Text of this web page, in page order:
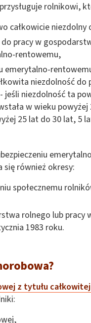
przysługuje rolnikowi,
całkowicie
pracy w
rentowemu,
emerytalno-
niezdolność
jeśli niezdolność ta
w wieku
25 lat do 30 lat, 5
się również okresy:
społecznemu
rolnego lub
1983 roku.
z tytułu